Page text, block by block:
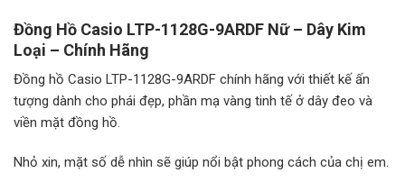
Đồng Hồ Casio LTP-1128G-9ARDF Nữ – Dây Kim
Loại – Chính Hãng
Đồng hồ Casio LTP-1128G-9ARDF chính hãng với thiết kế ấn
tượng dành cho phái đẹp, phần mạ vàng tinh tế ở dây đeo và
viền mặt đồng hồ.
Nhỏ xin, mặt số dễ nhìn sẽ giúp nổi bật phong cách của chị em.